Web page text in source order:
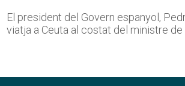
El president del Govern espanyol,
viatja a Ceuta al costat del ministre